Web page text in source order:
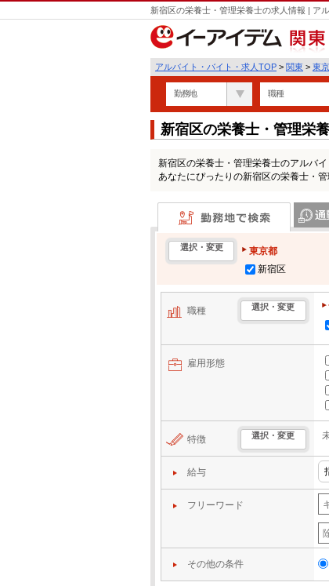
新宿区の栄養士・管理栄養士の求人情報 | ア
関東
アルバイト・バイト・求人TOP > 関東 > 東
勤務地 職種
新宿区の栄養士・管理栄
新宿区の栄養士・管理栄養士のアルバ
あなたにぴったりの新宿区の栄養士・
勤務地で検索
選択・変更
東京都
新宿区
職種 選択・変更
雇用形態
特徴 選択・変更
給与
フリーワード
その他の条件